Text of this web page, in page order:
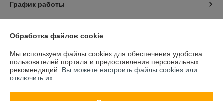
График работы
Политика обработки cookies
Сайт создан на платформе Deal.by
Обработка файлов cookie
Мы используем файлы cookies для обеспечения удобства
пользователей портала и предоставления персональных
рекомендаций. Вы можете настроить файлы cookies или
отключить их.